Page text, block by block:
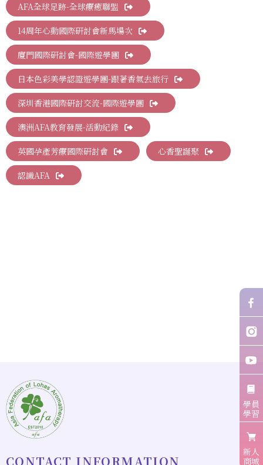
AFA全球足跡-全球療癒聯盟
14周年心動國際研討會新馬場次
廈門國際研討會-國際遊學團
日本色彩美學認證遊學團-跟著香氣去旅行
深圳香港國際研討交流-國際遊學團
澳洲AFA教育發展-活動紀錄
英國孕產芳療國際研討會 心香聖誕聚
認識AFA
學員
學習
新人
商城